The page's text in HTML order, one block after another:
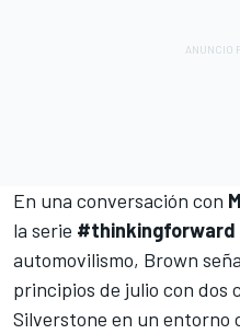
En una conversación con
la serie #thinkingforward
automovilismo, Brown
principios de julio con dos
Silverstone en un entorno